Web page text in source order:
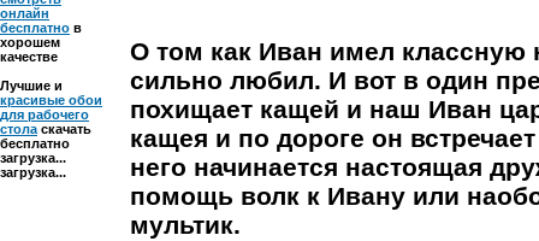
онлайн
бесплатно в
хорошем
качестве
Лучшие и
красивые обои
для рабочего
стола скачать
бесплатно
загрузка...
загрузка...
О том как Иван имел классную
сильно любил. И вот в один
похищает кащей и наш Иван
кащея и по дороге он
него начинается настоящая
помощь волк к Ивану или
мультик.